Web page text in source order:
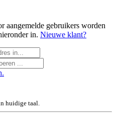
aangemelde gebruikers worden
in. Nieuwe klant?
huidige taal.